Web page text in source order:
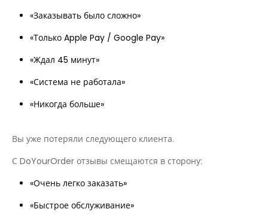
«Заказывать было сложно»
«Только Apple Pay / Google Pay»
«Ждал 45 минут»
«Система не работала»
«Никогда больше»
Вы уже потеряли следующего клиента.
С DoYourOrder отзывы смещаются в сторону:
«Очень легко заказать»
«Быстрое обслуживание»